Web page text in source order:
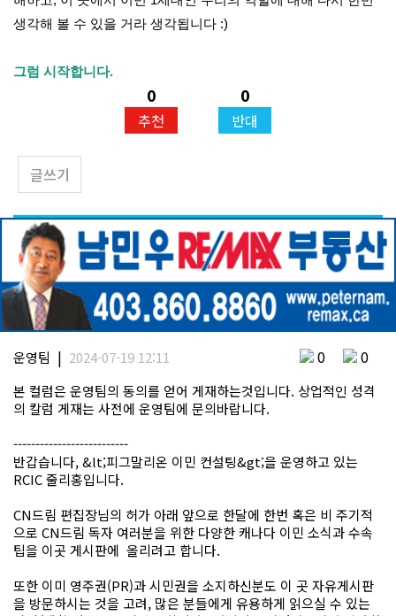
생각해 볼 수 있을 거라 생각됩니다 :)
그럼 시작합니다.
0
추천
0
반대
글쓰기
운영팀 | 2024-07-19 12:11 0 0
본 컬럼은 운영팀의 동의를 얻어 게재하는것입니다. 상업적인 성격
의 칼럼 게재는 사전에 운영팀에 문의바랍니다.
--------------------------
반갑습니다, &lt;피그말리온 이민 컨설팅&gt;을 운영하고 있는
RCIC 줄리홍입니다.
CN드림 편집장님의 허가 아래 앞으로 한달에 한번 혹은 비 주기적
으로 CN드림 독자 여러분을 위한 다양한 캐나다 이민 소식과 수속
팁을 이곳 게시판에 올리려고 합니다.
또한 이미 영주권(PR)과 시민권을 소지하신분도 이 곳 자유게시판
을 방문하시는 것을 고려, 많은 분들에게 유용하게 읽으실 수 있는